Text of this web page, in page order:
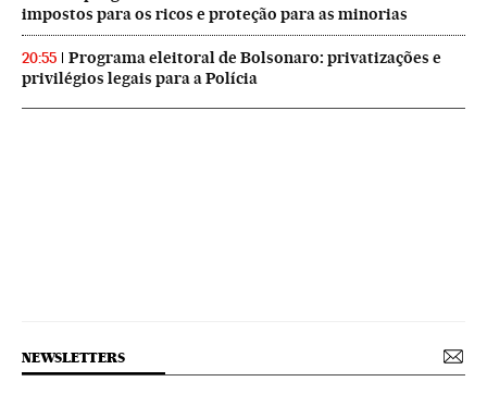
impostos para os ricos e proteção para as minorias
20:55
Programa eleitoral de Bolsonaro: privatizações e
privilégios legais para a Polícia
NEWSLETTERS